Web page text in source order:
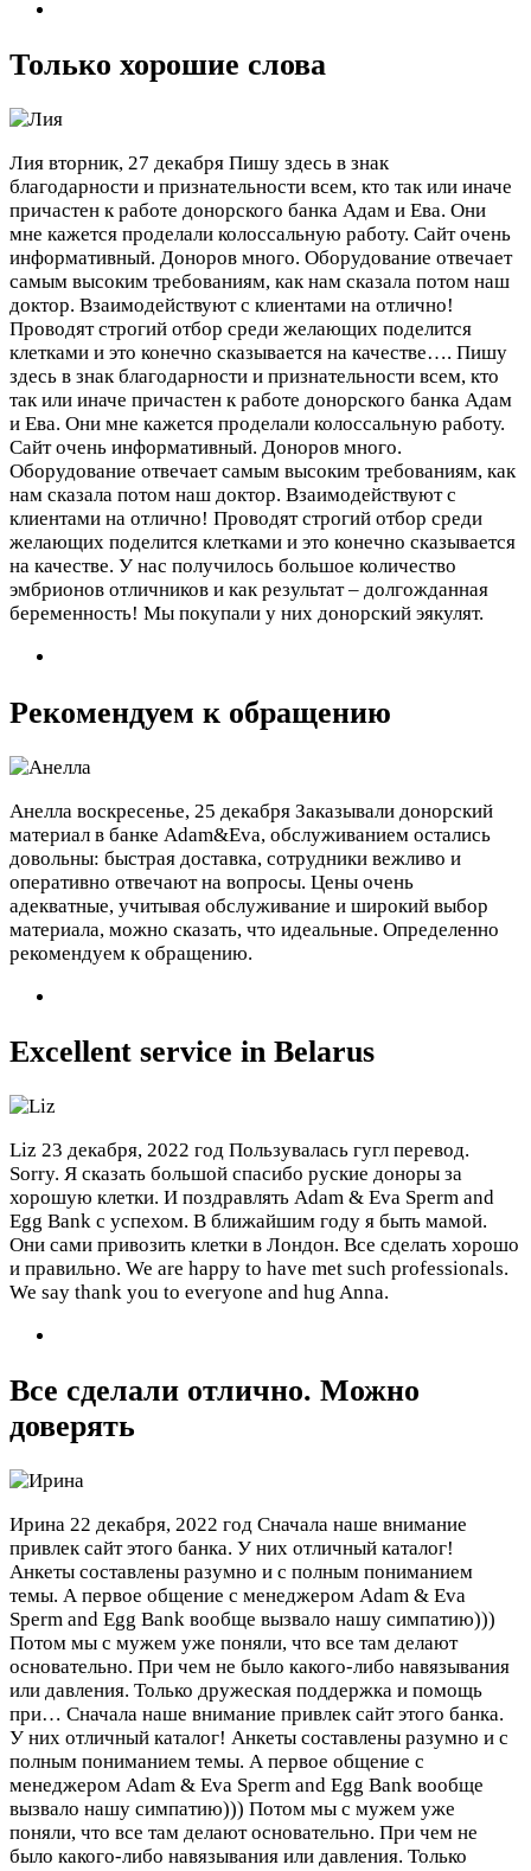
Только хорошие слова
Лия вторник, 27 декабря Пишу здесь в знак
благодарности и признательности всем, кто так или иначе
причастен к работе донорского банка Адам и Ева. Они
мне кажется проделали колоссальную работу. Сайт очень
информативный. Доноров много. Оборудование отвечает
самым высоким требованиям, как нам сказала потом наш
доктор. Взаимодействуют с клиентами на отлично!
Проводят строгий отбор среди желающих поделится
клетками и это конечно сказывается на качестве…. Пишу
здесь в знак благодарности и признательности всем, кто
так или иначе причастен к работе донорского банка Адам
и Ева. Они мне кажется проделали колоссальную работу.
Сайт очень информативный. Доноров много.
Оборудование отвечает самым высоким требованиям, как
нам сказала потом наш доктор. Взаимодействуют с
клиентами на отлично! Проводят строгий отбор среди
желающих поделится клетками и это конечно сказывается
на качестве. У нас получилось большое количество
эмбрионов отличников и как результат – долгожданная
беременность! Мы покупали у них донорский эякулят.
Рекомендуем к обращению
Анелла воскресенье, 25 декабря Заказывали донорский
материал в банке Adam&Eva, обслуживанием остались
довольны: быстрая доставка, сотрудники вежливо и
оперативно отвечают на вопросы. Цены очень
адекватные, учитывая обслуживание и широкий выбор
материала, можно сказать, что идеальные. Определенно
рекомендуем к обращению.
Excellent service in Belarus
Liz 23 декабря, 2022 год Пользувалась гугл перевод.
Sorry. Я сказать большой спасибо руские доноры за
хорошую клетки. И поздравлять Adam & Eva Sperm and
Egg Bank с успехом. В ближайшим году я быть мамой.
Они сами привозить клетки в Лондон. Все сделать хорошо
и правильно. We are happy to have met such professionals.
We say thank you to everyone and hug Anna.
Все сделали отлично. Можно
доверять
Ирина 22 декабря, 2022 год Сначала наше внимание
привлек сайт этого банка. У них отличный каталог!
Анкеты составлены разумно и с полным пониманием
темы. А первое общение с менеджером Adam & Eva
Sperm and Egg Bank вообще вызвало нашу симпатию)))
Потом мы с мужем уже поняли, что все там делают
основательно. При чем не было какого-либо навязывания
или давления. Только дружеская поддержка и помощь
при… Сначала наше внимание привлек сайт этого банка.
У них отличный каталог! Анкеты составлены разумно и с
полным пониманием темы. А первое общение с
менеджером Adam & Eva Sperm and Egg Bank вообще
вызвало нашу симпатию))) Потом мы с мужем уже
поняли, что все там делают основательно. При чем не
было какого-либо навязывания или давления. Только